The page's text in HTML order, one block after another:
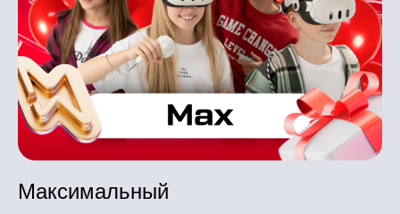
Максимальный